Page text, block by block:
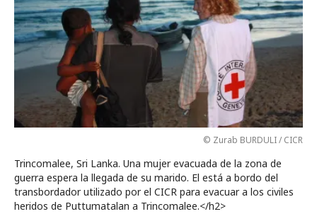
© Zurab BURDULI / CICR
Trincomalee, Sri Lanka. Una mujer evacuada de la zona de
guerra espera la llegada de su marido. El está a bordo del
transbordador utilizado por el CICR para evacuar a los civiles
heridos de Puttumatalan a Trincomalee.</h2>